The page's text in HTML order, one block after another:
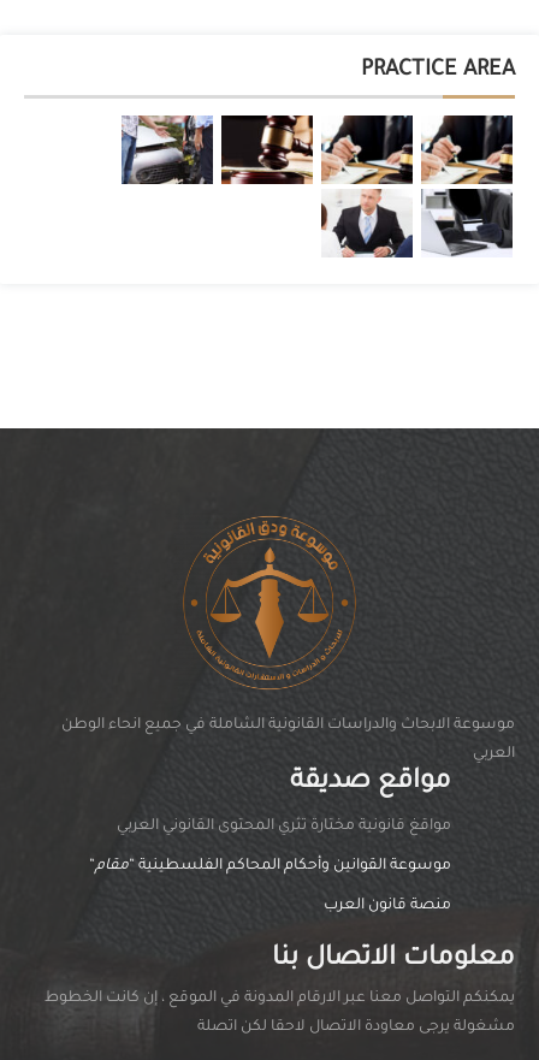
PRACTICE AREA
موسوعة الابحاث والدراسات القانونية الشاملة في جميع انحاء الوطن
العربي
مواقع صديقة
مواقغ قانونية مختارة تثري المحتوى القانوني العربي
موسوعة القوانين وأحكام المحاكم الفلسطينية “مقام“
منصة قانون العرب
معلومات الاتصال بنا
يمكنكم التواصل معنا عبر الارقام المدونة في الموقع ، إن كانت الخطوط
مشغولة يرجى معاودة الاتصال لاحقا لكن اتصلة